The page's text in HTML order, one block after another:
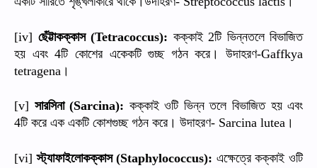
[iv] ছেঁট্টাকক্কাস(Tetracoccus): কক্কাই2টি ভিন্নতলে বিভাজিত
হয় এবং4টি কোশের একেকটি গুচ্ছ গঠন করে। উদাহরণ-Gaffkya
tetragena ।
[v] সারসিনা(Sarcina): কক্কাই ওটি ভিন্ন তলে বিভাজিত হয় এবং
4টি করে এক একটি কোশগুচ্ছ গঠন করে। উদাহরণ- Sarcina lutea ।
[vi]স্ট্যাফাইলোকক্কাস(Staphylococcus): এক্ষেত্রে কক্কাই ওটি